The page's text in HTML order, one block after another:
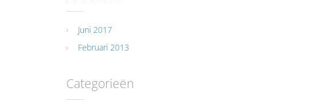
Juni 2017
Februari 2013
Categorieën